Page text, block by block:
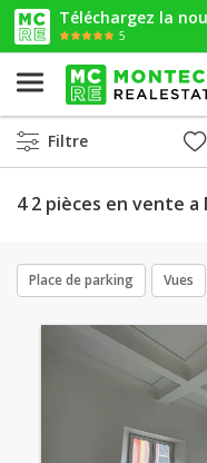
Téléchargez la
5
Filtre
4 2 pièces en vente a
Place de parking Vues